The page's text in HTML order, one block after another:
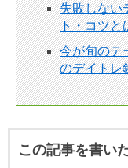
失敗しない
ト・コツと
今が旬のテ
のデイトレ
この記事を書い